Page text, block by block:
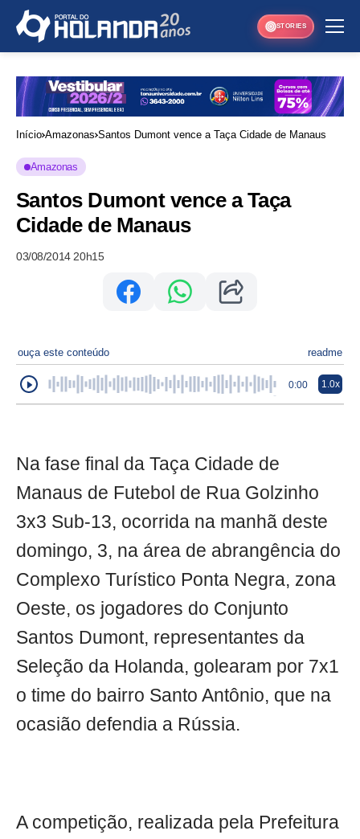
STORIES
Início Amazonas Santos Dumont vence a Taça Cidade de Manaus
Amazonas
Santos Dumont vence a Taça
Cidade de Manaus
03/08/2014 20h15
ouça este conteúdo readme
0:00 1.0x
Na fase final da Taça Cidade de
Manaus de Futebol de Rua Golzinho
3x3 Sub-13, ocorrida na manhã deste
domingo, 3, na área de abrangência do
Complexo Turístico Ponta Negra, zona
Oeste, os jogadores do Conjunto
Santos Dumont, representantes da
Seleção da Holanda, golearam por 7x1
o time do bairro Santo Antônio, que na
ocasião defendia a Rússia.
A competição, realizada pela Prefeitura